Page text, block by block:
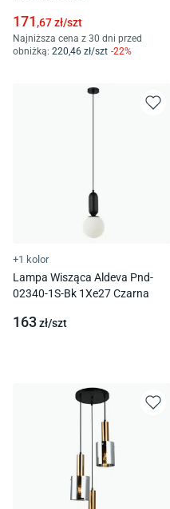
171 ,67zł/szt
Najniższa cena z 30 dni przed
obniżką: 220,46 zł/szt -22%
+1 kolor
Lampa Wisząca Aldeva Pnd-
02340-1S-Bk 1Xe27 Czarna
163zł/szt